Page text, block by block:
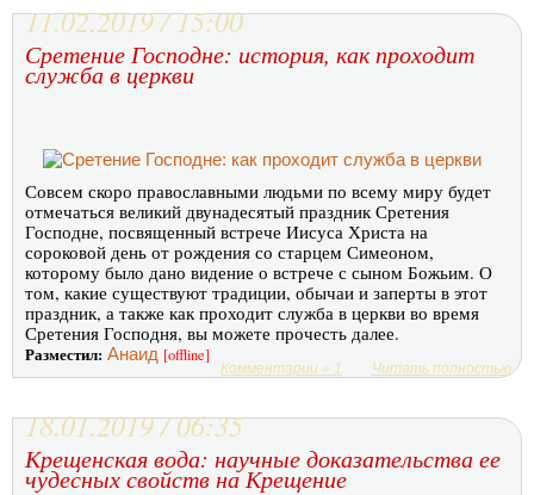
11.02.2019 / 15:00
Сретение Господне: история, как проходит
служба в церкви
Совсем скоро православными людьми по всему миру будет
отмечаться великий двунадесятый праздник Сретения
Господне, посвященный встрече Иисуса Христа на
сороковой день от рождения со старцем Симеоном,
которому было дано видение о встрече с сыном Божьим. О
том, какие существуют традиции, обычаи и заперты в этот
праздник, а также как проходит служба в церкви во время
Сретения Господня, вы можете прочесть далее.
Разместил: Анаид [offline]
Комментарии » 1 Читать полностью
18.01.2019 / 06:35
Крещенская вода: научные доказательства ее
чудесных свойств на Крещение